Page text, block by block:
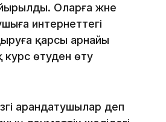
Оларға және
интернеттегі
қарсы арнайы
курс өтуден өту
арандатушылар деп